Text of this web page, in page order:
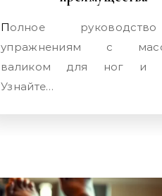
Полное руководство по
упражнениям с
валиком для ног и
Узнайте…